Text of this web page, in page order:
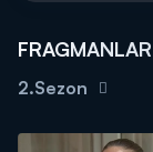
FRAGMANLAR
2.Sezon